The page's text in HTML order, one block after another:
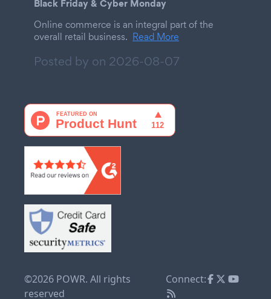
Black Friday & Cyber Monday
Online commerce is an integral part of the
overall retail business. Read More
Posted by on 2026-08-07
©2026 POWR. All rights
reserved
Connect: